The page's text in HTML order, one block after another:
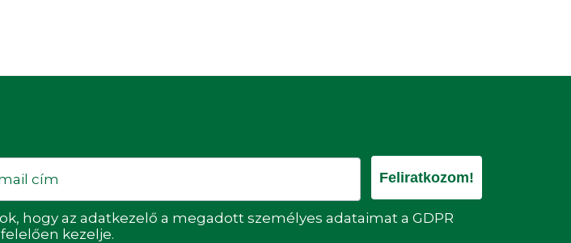
Feliratkozom!
hogy az adatkezelő a megadott személyes adataimat a GDPR
kezelje.